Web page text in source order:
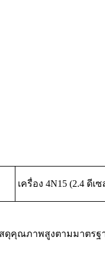
เครื่อง 4N15 (2.4 ดีเซ
สดุคุณภาพสูงตามมาตร